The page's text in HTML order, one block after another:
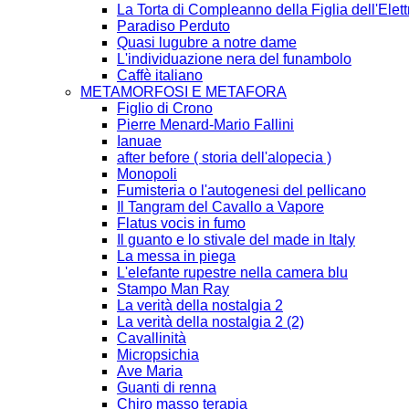
La Torta di Compleanno della Figlia
Paradiso Perduto
Quasi lugubre a notre dame
L'individuazione nera del funambolo
Caffè italiano
METAMORFOSI E METAFORA
Figlio di Crono
Pierre Menard-Mario Fallini
Ianuae
after before ( storia dell'alopecia )
Monopoli
Fumisteria o l'autogenesi del pellicano
Il Tangram del Cavallo a Vapore
Flatus vocis in fumo
Il guanto e lo stivale del made in Italy
La messa in piega
L'elefante rupestre nella camera blu
Stampo Man Ray
La verità della nostalgia 2
La verità della nostalgia 2 (2)
Cavallinità
Micropsichia
Ave Maria
Guanti di renna
Chiro masso terapia